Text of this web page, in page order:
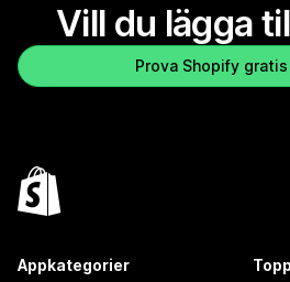
Vill du lägga
Prova Shopify
Appkategorier